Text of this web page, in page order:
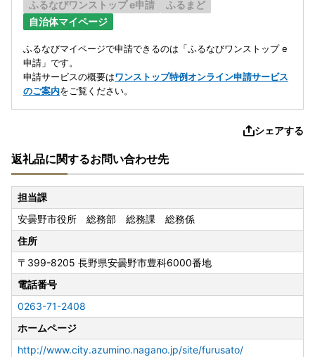
ふるなびワンストップ e申請
ふるまど
自治体マイページ
ふるなびマイページで申請できるのは「ふるなびワンストップ e
申請」です。
申請サービスの概要はワンストップ特例オンライン申請サービス
のご案内をご覧ください。
シェアする
返礼品に関するお問い合わせ先
担当課
安曇野市役所 総務部 総務課 総務係
住所
〒399-8205 長野県安曇野市豊科6000番地
電話番号
0263-71-2408
ホームページ
http://www.city.azumino.nagano.jp/site/furusato/